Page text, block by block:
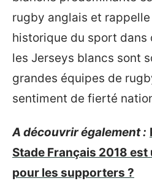
rugby anglais et rappelle
historique du sport dans
les Jerseys blancs sont
grandes équipes de
sentiment de fierté
A découvrir également :
Stade Français 2018
pour les supporters ?